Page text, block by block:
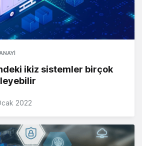
ikiz sistemler birçok
2022